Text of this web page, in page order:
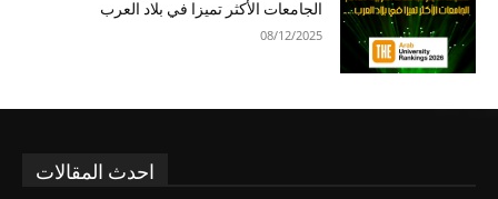
الجامعات الأكثر تميزا في بلاد العرب
08/12/2025
احدث المقالات